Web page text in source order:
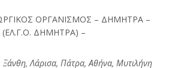
ΟΡΓΑΝΙΣΜΟΣ – ΔΗΜΗΤΡΑ –
(ΕΛ.Γ.Ο. ΔΗΜΗΤΡΑ) –
Ξάνθη, Λάρισα, Πάτρα, Αθήνα, Μυτιλήνη